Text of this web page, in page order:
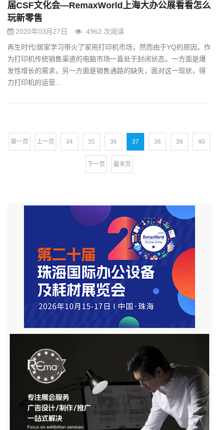
届CSF文化会—RemaxWorld上海大办公展看看怎么
玩新零售
2020年03月27日
4962 次阅读
再生时代/居家学习带火了家用打印机市场，然而由于YQ的原因，作
为打印机传统销售渠道的电脑市场一直处于封闭状态。一方面是爆
发性增长的需求，另一方面是销售通路的缺失，面对这一现状，得
力打印机的运营...
第一页 上一页 34 35 36 37 38 39 40
下一页 最末页